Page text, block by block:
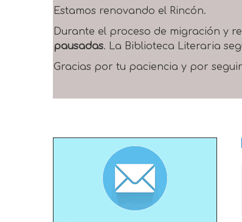
Estamos renovando el Rincón.
Durante el proceso de migración y
pausadas. La Biblioteca Literaria
Gracias por tu paciencia y por